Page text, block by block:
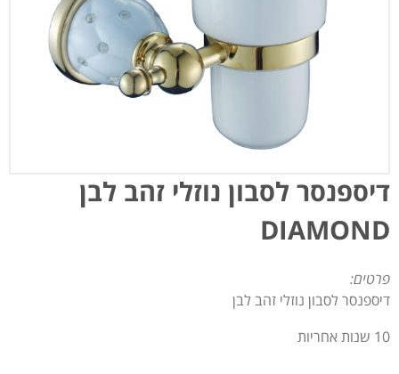
דיספנסר לסבון נוזלי זהב לבן
DIAMOND
פרטים:
דיספנסר לסבון נוזלי זהב לבן
10 שנות אחריות